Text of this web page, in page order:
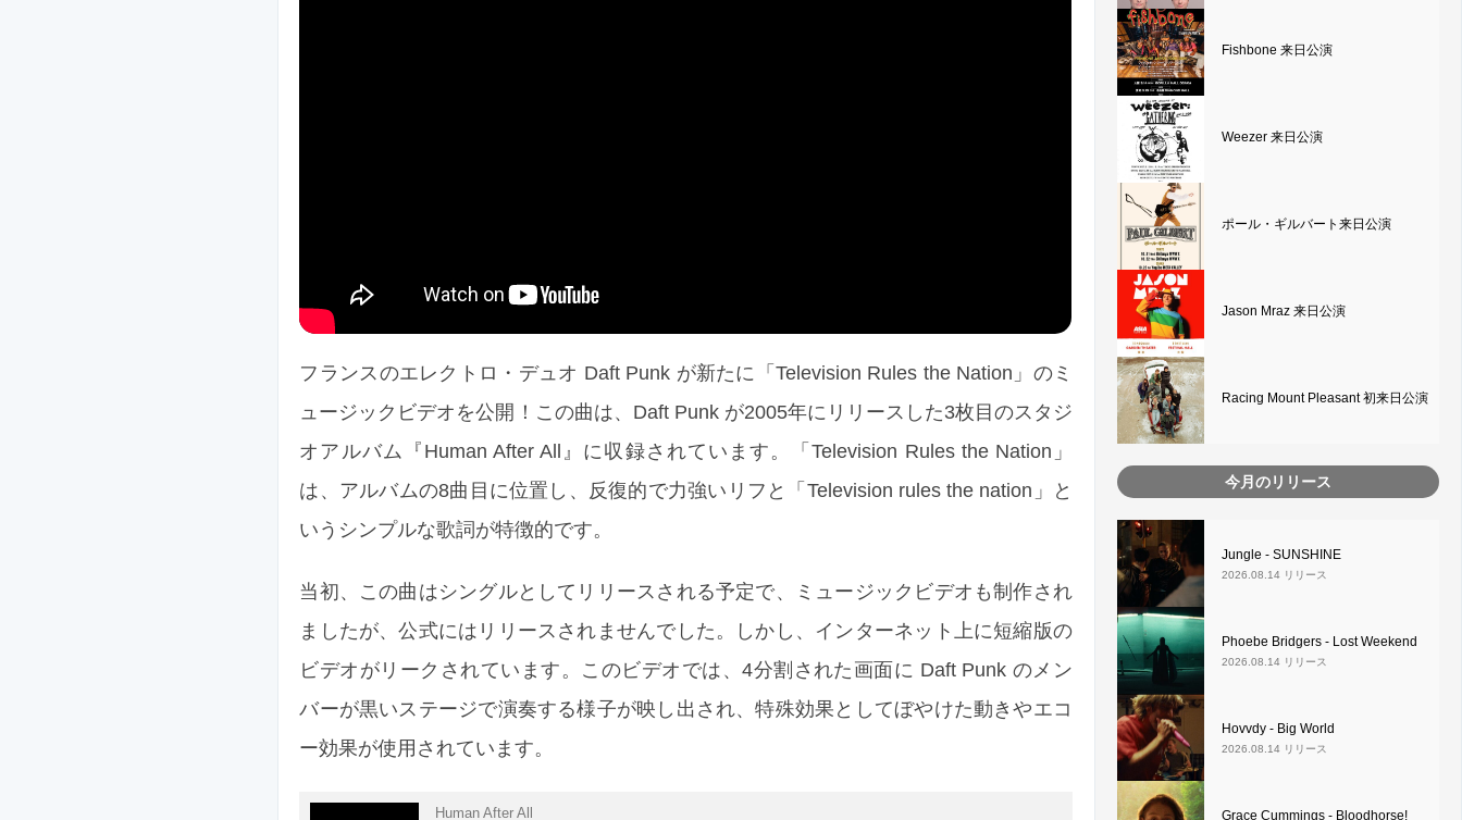
フランスのエレクトロ・デュオ Daft Punk が新たに「Television Rules the Nation」のミ
ュージックビデオを公開！この曲は、Daft Punk が2005年にリリースした3枚目のスタジ
オアルバム『Human After All』に収録されています。「Television Rules the Nation」
は、アルバムの8曲目に位置し、反復的で力強いリフと「Television rules the nation」と
いうシンプルな歌詞が特徴的です。
当初、この曲はシングルとしてリリースされる予定で、ミュージックビデオも制作され
ましたが、公式にはリリースされませんでした。しかし、インターネット上に短縮版の
ビデオがリークされています。このビデオでは、4分割された画面に Daft Punk のメン
バーが黒いステージで演奏する様子が映し出され、特殊効果としてぼやけた動きやエコ
ー効果が使用されています。
Human After All
Fishbone 来日公演
Weezer 来日公演
ポール・ギルバート来日公演
Jason Mraz 来日公演
Racing Mount Pleasant 初来日公演
今月のリリース
Jungle - SUNSHINE
2026.08.14 リリース
Phoebe Bridgers - Lost Weekend
2026.08.14 リリース
Hovvdy - Big World
2026.08.14 リリース
Grace Cummings - Bloodhorse!